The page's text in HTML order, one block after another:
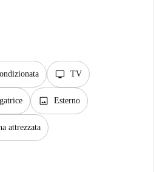
tv TV
image Esterno
attrezzata